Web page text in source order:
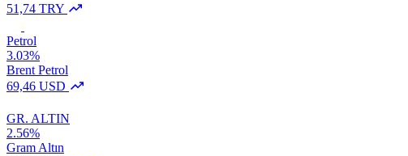
51,74 TRY
Petrol
3.03%
Brent Petrol
69,46 USD
GR. ALTIN
2.56%
Gram Altın